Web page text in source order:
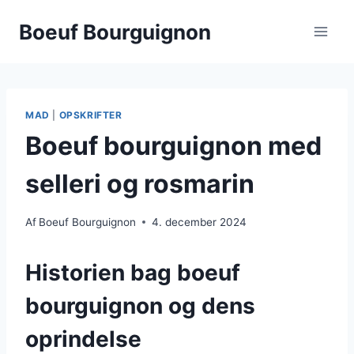
Boeuf Bourguignon
MAD OPSKRIFTER
Boeuf bourguignon med
selleri og rosmarin
Af Boeuf Bourguignon 4. december 2024
Historien bag boeuf
bourguignon og dens
oprindelse